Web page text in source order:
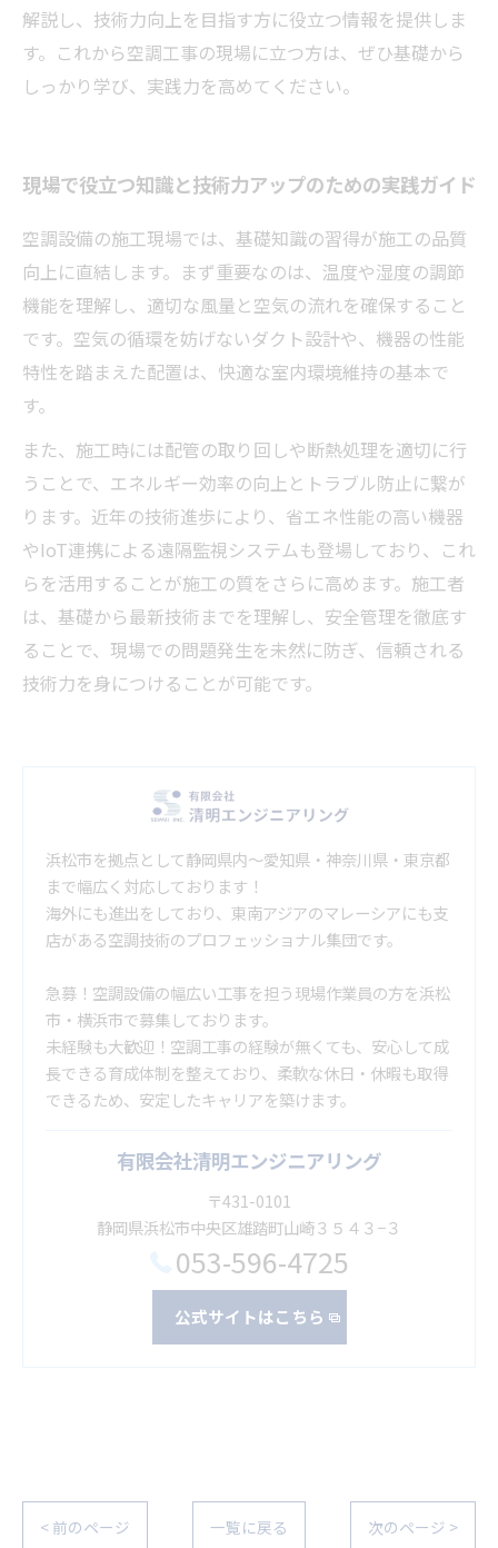
解説し、技術力向上を目指す方に役立つ情報を提供しま
す。これから空調工事の現場に立つ方は、ぜひ基礎から
しっかり学び、実践力を高めてください。
現場で役立つ知識と技術力アップのための実践ガイド
空調設備の施工現場では、基礎知識の習得が施工の品質
向上に直結します。まず重要なのは、温度や湿度の調節
機能を理解し、適切な風量と空気の流れを確保すること
です。空気の循環を妨げないダクト設計や、機器の性能
特性を踏まえた配置は、快適な室内環境維持の基本で
す。
また、施工時には配管の取り回しや断熱処理を適切に行
うことで、エネルギー効率の向上とトラブル防止に繋が
ります。近年の技術進歩により、省エネ性能の高い機器
やIoT連携による遠隔監視システムも登場しており、これ
らを活用することが施工の質をさらに高めます。施工者
は、基礎から最新技術までを理解し、安全管理を徹底す
ることで、現場での問題発生を未然に防ぎ、信頼される
技術力を身につけることが可能です。
浜松市を拠点として静岡県内～愛知県・神奈川県・東京都
まで幅広く対応しております！
海外にも進出をしており、東南アジアのマレーシアにも支
店がある空調技術のプロフェッショナル集団です。
急募！空調設備の幅広い工事を担う現場作業員の方を浜松
市・横浜市で募集しております。
未経験も大歓迎！空調工事の経験が無くても、安心して成
長できる育成体制を整えており、柔軟な休日・休暇も取得
できるため、安定したキャリアを築けます。
有限会社清明エンジニアリング
〒431-0101
静岡県浜松市中央区雄踏町山崎３５４３−３
053-596-4725
公式サイトはこちら
< 前のページ 一覧に戻る 次のページ >